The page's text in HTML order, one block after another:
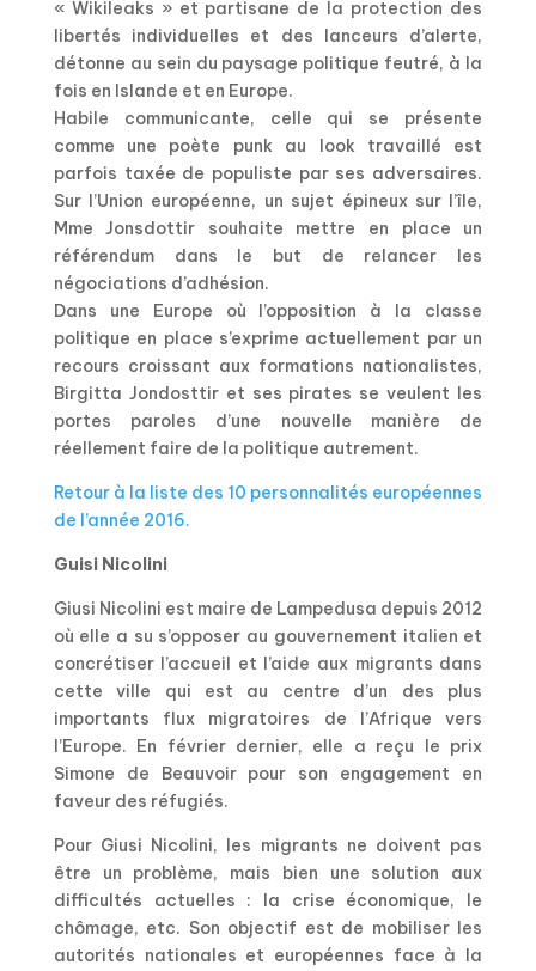
« Wikileaks » et partisane de la protection des
libertés individuelles et des lanceurs d’alerte,
détonne au sein du paysage politique feutré, à la
fois en Islande et en Europe.
Habile communicante, celle qui se présente
comme une poète punk au look travaillé est
parfois taxée de populiste par ses adversaires.
Sur l’Union européenne, un sujet épineux sur l’île,
Mme Jonsdottir souhaite mettre en place un
référendum dans le but de relancer les
négociations d’adhésion.
Dans une Europe où l’opposition à la classe
politique en place s’exprime actuellement par un
recours croissant aux formations nationalistes,
Birgitta Jondosttir et ses pirates se veulent les
portes paroles d’une nouvelle manière de
réellement faire de la politique autrement.
Retour à la liste des 10 personnalités européennes
de l’année 2016.
Guisi Nicolini
Giusi Nicolini est maire de Lampedusa depuis 2012
où elle a su s’opposer au gouvernement italien et
concrétiser l’accueil et l’aide aux migrants dans
cette ville qui est au centre d’un des plus
importants flux migratoires de l’Afrique vers
l’Europe. En février dernier, elle a reçu le prix
Simone de Beauvoir pour son engagement en
faveur des réfugiés.
Pour Giusi Nicolini, les migrants ne doivent pas
être un problème, mais bien une solution aux
difficultés actuelles : la crise économique, le
chômage, etc. Son objectif est de mobiliser les
autorités nationales et européennes face à la